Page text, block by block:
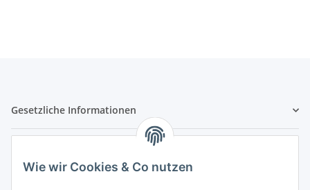
Wie wir Cookies & Co nutzen
Gesetzliche Informationen